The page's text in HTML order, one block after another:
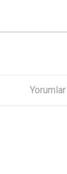
Yorumlar